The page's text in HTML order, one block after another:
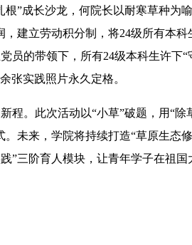
”成长沙龙，何院长以耐寒草种为
，建立劳动积分制，将24级所有本
员的带领下，所有24级本科生许下
张实践照片永久定格。
程。此次活动以“小草”破题，用“
未来，学院将持续打造“草原生态
三阶育人模块，让青年学子在祖国